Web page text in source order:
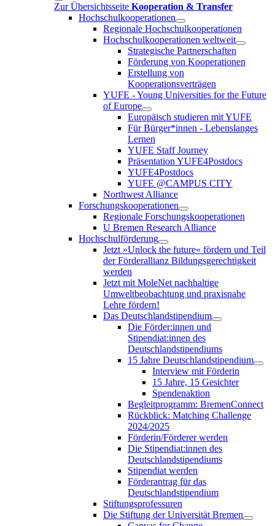
Zur Übersichtsseite Kooperation & Transfer
Hochschulkooperationen
Regionale Hochschulkooperationen
Hochschulkooperationen weltweit
Strategische Partnerschaften
Förderung von Kooperationen
Erstellung von
Kooperationsverträgen
YUFE - Young Universities for the Future
of Europe
Europäisch studieren mit YUFE
Für Bürger*innen - Lebenslanges
Lernen
YUFE Staff Journey
Präsentation YUFE4Postdocs
YUFE4Postdocs
YUFE @CAMPUS CITY
Northwest Alliance
Forschungskooperationen
Regionale Forschungskooperationen
U Bremen Research Alliance
Hochschulförderung
Jetzt »Unlock the future« fördern und Teil
der Förderallianz Bildungsgerechtigkeit
werden
Jetzt mit MoleNet nachhaltige
Umweltbeobachtung und praxisnahe
Lehre fördern!
Das Deutschlandstipendium
Die Förder:innen und
Stipendiat:innen des
Deutschlandstipendiums
15 Jahre Deutschlandstipendium
Interview mit Förderin
15 Jahre, 15 Gesichter
Spendenaktion
Begleitprogramm: BremenConnect
Rückblick: Matching Challenge
2024/2025
Förderin/Förderer werden
Die Stipendiat:innen des
Deutschlandstipendiums
Stipendiat werden
Förderantrag für das
Deutschlandstipendium
Stiftungsprofessuren
Die Stiftung der Universität Bremen